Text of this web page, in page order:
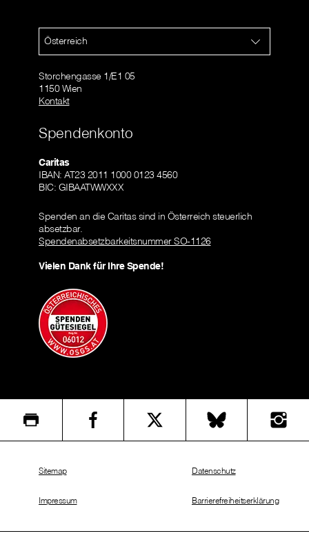
Österreich
Storchengasse 1/E1 05
1150 Wien
Kontakt
Spendenkonto
Caritas
IBAN: AT23 2011 1000 0123 4560
BIC: GIBAATWWXXX
Spenden an die Caritas sind in Österreich steuerlich
absetzbar.
Spendenabsetzbarkeitsnummer SO-1126
Vielen Dank für Ihre Spende!
Sitemap
Impressum
Datenschutz
Barrierefreiheitserklärung